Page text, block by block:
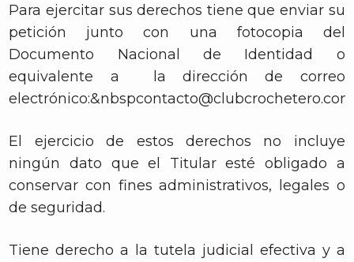
Para ejercitar sus derechos tiene que enviar su
petición junto con una fotocopia del
Documento Nacional de Identidad o
equivalente a la dirección de correo
electrónico:
El ejercicio de estos derechos no incluye
ningún dato que el Titular esté obligado a
conservar con fines administrativos, legales o
de seguridad.
Tiene derecho a la tutela judicial efectiva y a